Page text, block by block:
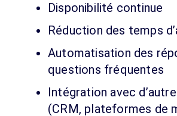
Disponibilité continue
Réduction des temps
Automatisation des
questions fréquentes
Intégration avec
(CRM, plateformes de